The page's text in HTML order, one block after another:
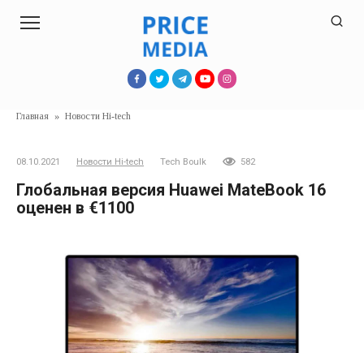
Главная » Новости Hi-tech
08.10.2021 Новости Hi-tech Tech Boulk 582
Глобальная версия Huawei MateBook 16
оценен в €1100